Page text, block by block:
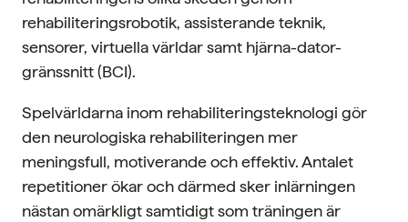
rehabiliteringsrobotik, assisterande teknik,
sensorer, virtuella världar samt hjärna-dator-
gränssnitt (BCI).
Spelvärldarna inom rehabiliteringsteknologi gör
den neurologiska rehabiliteringen mer
meningsfull, motiverande och effektiv. Antalet
repetitioner ökar och därmed sker inlärningen
nästan omärkligt samtidigt som träningen är